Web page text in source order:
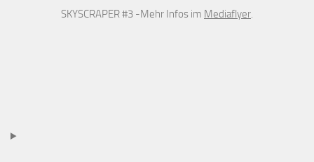
SKYSCRAPER #3 -Mehr Infos im Mediaflyer.